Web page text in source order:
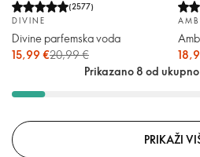
(2577)
DIVINE
Divine parfemska voda
15,99 €20,99 €
Prikazano 8 od
PRIKAŽI